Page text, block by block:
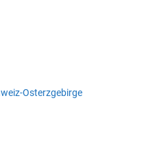
Osterzgebirge